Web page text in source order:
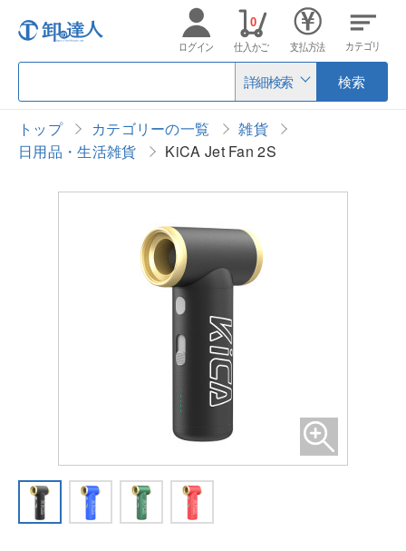
詳細検索 検索
ログイン 仕入かご
0
支払方法 カテゴリ
トップ カテゴリーの一覧
雑貨
日用品・生活雑貨
KiCA Jet Fan 2S